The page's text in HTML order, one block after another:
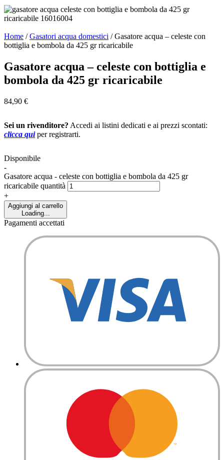
Home /Gasatori acqua domestici​ /Gasatore acqua – celeste con
bottiglia e bombola da 425 gr ricaricabile
Gasatore acqua – celeste con bottiglia e
bombola da 425 gr ricaricabile
84,90 €
Sei un rivenditore? Accedi ai listini dedicati e ai prezzi scontati:
clicca quiper registrarti.
Disponibile
-
Gasatore acqua - celeste con bottiglia e bombola da 425 gr
ricaricabile quantità
+
Aggiungi al carrello
Loading...
Pagamenti accettati